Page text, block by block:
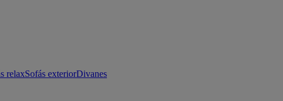
relaxSofás exteriorDivanes